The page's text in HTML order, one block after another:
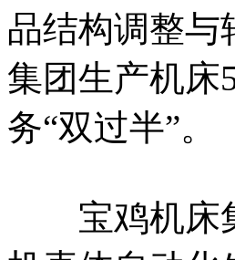
品结构调整与
集团生产机床
务“双过半”。
宝鸡机床集